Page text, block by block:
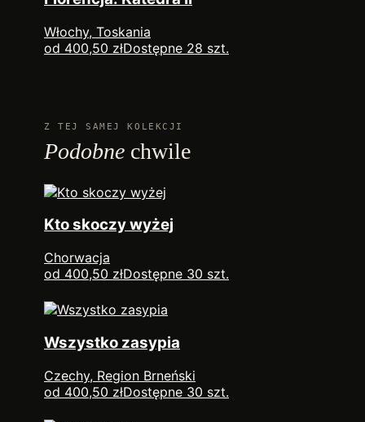
Włochy, Toskania
od 400,50 złDostępne 28 szt.
Z TEJ SAMEJ KOLEKCJI
Podobne chwile
Kto skoczy wyżej
Chorwacja
od 400,50 złDostępne 30 szt.
Wszystko zasypia
Czechy, Region Brneński
od 400,50 złDostępne 30 szt.